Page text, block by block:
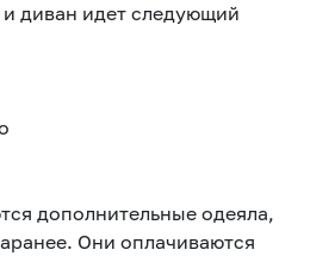
диван идет следующий
дополнительные одеяла,
Они оплачиваются